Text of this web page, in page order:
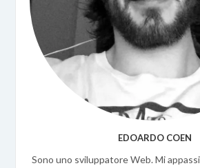
EDOARDO COEN
Sono uno sviluppatore Web. Mi